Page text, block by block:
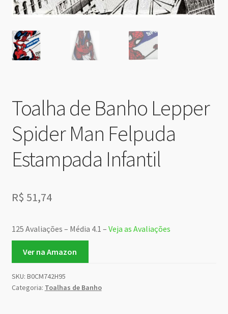
Toalha de Banho Lepper
Spider Man Felpuda
Estampada Infantil
R$ 51,74
125 Avaliações – Média 4.1 – Veja as Avaliações
Ver na Amazon
SKU: B0CM742H95
Categoria: Toalhas de Banho